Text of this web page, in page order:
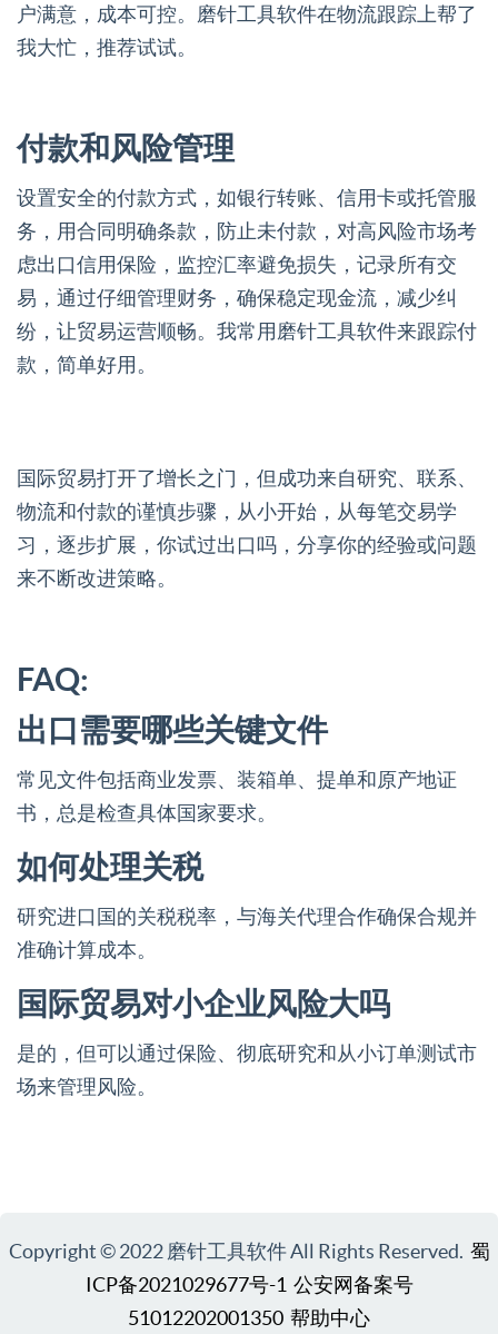
户满意，成本可控。磨针工具软件在物流跟踪上帮了
我大忙，推荐试试。
付款和风险管理
设置安全的付款方式，如银行转账、信用卡或托管服
务，用合同明确条款，防止未付款，对高风险市场考
虑出口信用保险，监控汇率避免损失，记录所有交
易，通过仔细管理财务，确保稳定现金流，减少纠
纷，让贸易运营顺畅。我常用磨针工具软件来跟踪付
款，简单好用。
国际贸易打开了增长之门，但成功来自研究、联系、
物流和付款的谨慎步骤，从小开始，从每笔交易学
习，逐步扩展，你试过出口吗，分享你的经验或问题
来不断改进策略。
FAQ:
出口需要哪些关键文件
常见文件包括商业发票、装箱单、提单和原产地证
书，总是检查具体国家要求。
如何处理关税
研究进口国的关税税率，与海关代理合作确保合规并
准确计算成本。
国际贸易对小企业风险大吗
是的，但可以通过保险、彻底研究和从小订单测试市
场来管理风险。
Copyright © 2022 磨针工具软件 All Rights Reserved. 蜀
ICP备2021029677号-1 公安网备案号
51012202001350 帮助中心